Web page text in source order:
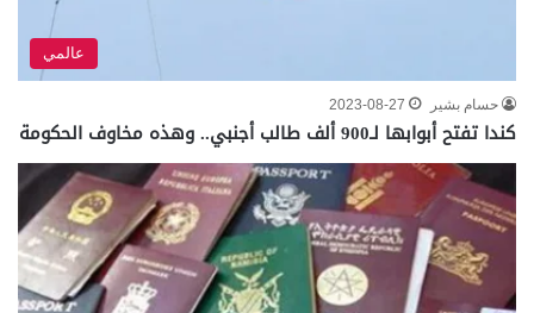
عالمي
حسام بشير 2023-08-27
كندا تفتح أبوابها لـ900 ألف طالب أجنبي.. وهذه مخاوف الحكومة